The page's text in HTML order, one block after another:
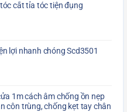
cắt tỉa tóc tiện đụng
lợi nhanh chóng Scd3501
1m cách âm chống ồn nẹp
côn trùng, chống kẹt tay chân